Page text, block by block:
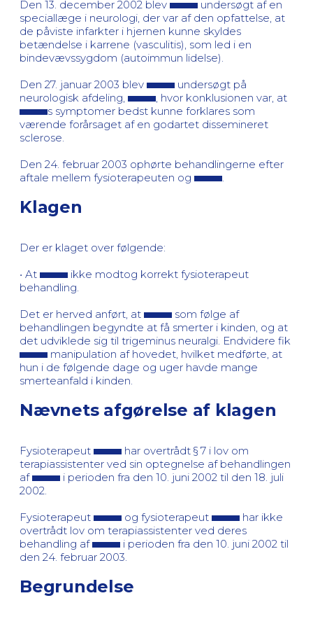
Den 13. december 2002 blev
undersøgt af en
speciallæge i neurologi, der var af den opfattelse, at
de påviste infarkter i hjernen kunne skyldes
betændelse i karrene (vasculitis), som led i en
bindevævssygdom (autoimmun lidelse).
Den 27. januar 2003 blev
undersøgt på
neurologisk afdeling,
, hvor konklusionen var, at
s symptomer bedst kunne forklares som
værende forårsaget af en godartet dissemineret
sclerose.
Den 24. februar 2003 ophørte behandlingerne efter
aftale mellem fysioterapeuten og
Klagen
Der er klaget over følgende:
• At
ikke modtog korrekt fysioterapeut
behandling.
Det er herved anført, at
som følge af
behandlingen begyndte at få smerter i kinden, og at
det udviklede sig til trigeminus neuralgi. Endvidere fik
manipulation af hovedet, hvilket medførte, at
hun i de følgende dage og uger havde mange
smerteanfald i kinden.
Nævnets afgørelse af klagen
Fysioterapeut
har overtrådt § 7 i lov om
terapiassistenter ved sin optegnelse af behandlingen
af
i perioden fra den 10. juni 2002 til den 18. juli
2002.
Fysioterapeut
og fysioterapeut
har ikke
overtrådt lov om terapiassistenter ved deres
behandling af
i perioden fra den 10. juni 2002 til
den 24. februar 2003.
Begrundelse